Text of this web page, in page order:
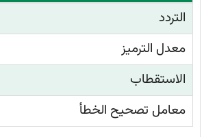
التردد
معدل الترميز
الاستقطاب
معامل تصحيح الخطأ